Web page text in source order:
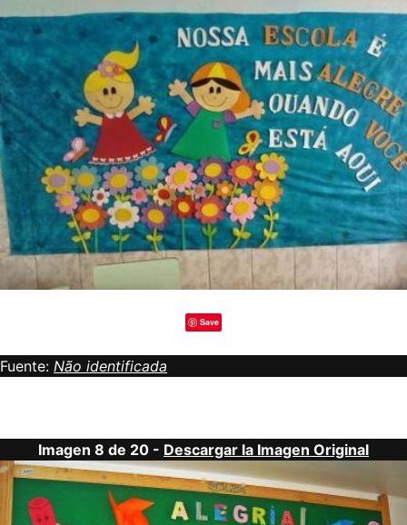
Save
Fuente: Não identificada
Imagen 8 de 20 - Descargar la Imagen Original